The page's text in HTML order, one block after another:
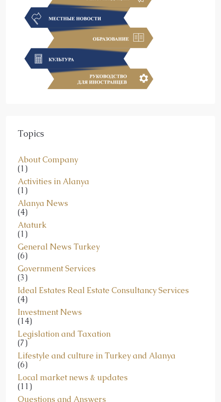
(1)
Activities in Alanya
(1)
Alanya News
(4)
Ataturk
(1)
General News Turkey
(6)
Government Services
(3)
Ideal Estates Real Estate Consultancy Services
(4)
Investment News
(14)
Legislation and Taxation
(7)
Lifestyle and culture in Turkey and Alanya
(6)
Local market news & updates
(11)
Questions and Answers
(3)